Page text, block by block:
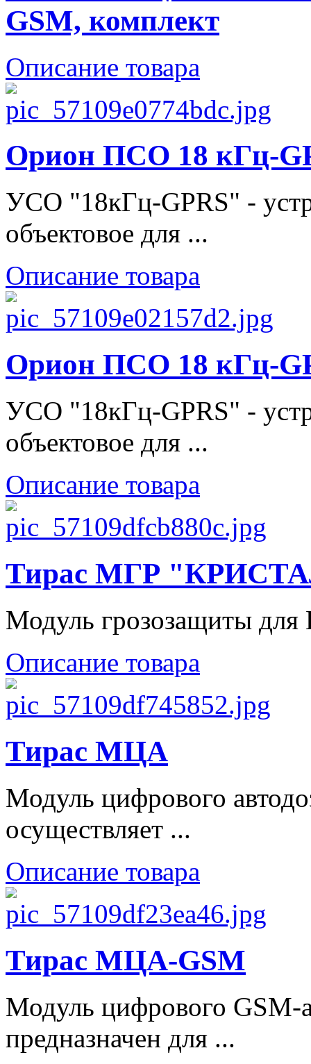
GSM, комплект
Описание товара
Орион ПСО 18 кГц-
УСО "18кГц-GPRS" -
объектовое для ...
Описание товара
Орион ПСО 18 кГц-
УСО "18кГц-GPRS" -
объектовое для ...
Описание товара
Тирас МГР
Модуль грозозащиты
Описание товара
Тирас МЦА
Модуль цифрового
осуществляет ...
Описание товара
Тирас МЦА-GSM
Модуль цифрового
предназначен для ...